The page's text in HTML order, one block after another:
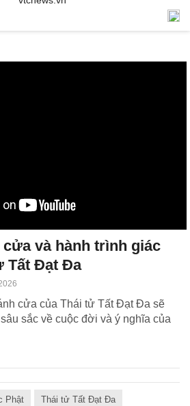
và hành trình giác
Tất Đạt Đa
cửa của Thái tử Tất Đạt Đa sẽ
sắc về cuộc đời và ý nghĩa của
Phật Thái tử Tất Đạt Đa